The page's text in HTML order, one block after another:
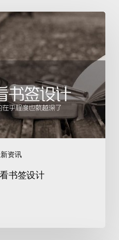
资讯
书签设计